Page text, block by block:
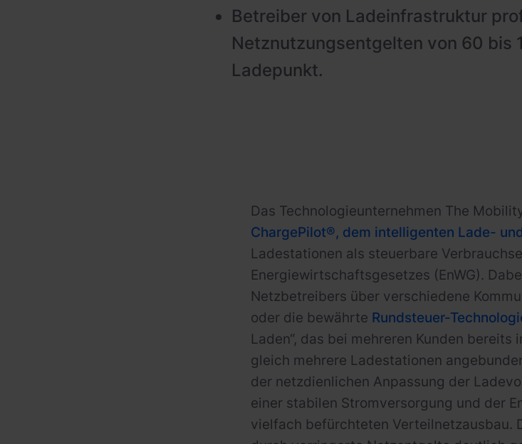
Betreiber von Ladeinfrastruktur
Netznutzungsentgelten von 60 bis
Ladepunkt.
Das Technologieunternehmen The
ChargePilot®, dem intelligenten Lade-
Ladestationen als steuerbare
Energiewirtschaftsgesetzes (EnWG).
Netzbetreibers über verschiedene
oder die bewährte Rundsteuer-
Laden“, das bei mehreren Kunden
gleich mehrere Ladestationen
der netzdienlichen Anpassung der
einer stabilen Stromversorgung und der
vielfach befürchteten Verteilnetzausbau.